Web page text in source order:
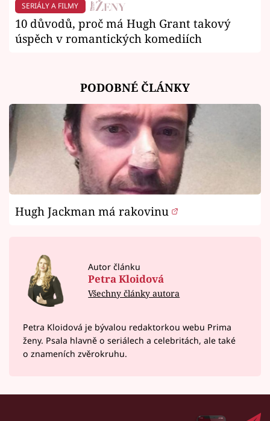
SERIÁLY A FILMY
10 důvodů, proč má Hugh Grant takový
úspěch v romantických komediích
PODOBNÉ ČLÁNKY
Hugh Jackman má rakovinu
Autor článku
Petra Kloidová
Všechny články autora
Petra Kloidová je bývalou redaktorkou webu Prima
ženy. Psala hlavně o seriálech a celebritách, ale také
o znameních zvěrokruhu.